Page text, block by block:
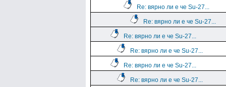
Re: вярно ли е че Su-27...
Re: вярно ли е че Su-27...
Re: вярно ли е че Su-27...
Re: вярно ли е че Su-27...
Re: вярно ли е че Su-27...
Re: вярно ли е че Su-27...